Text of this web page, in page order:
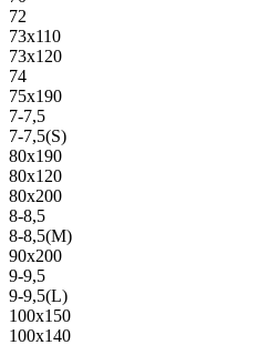
72
73х110
73х120
74
75х190
7-7,5
7-7,5(S)
80х190
80х120
80х200
8-8,5
8-8,5(M)
90х200
9-9,5
9-9,5(L)
100х150
100х140